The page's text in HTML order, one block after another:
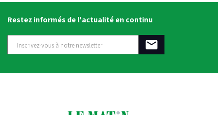
Restez informés de l'actualité en continu